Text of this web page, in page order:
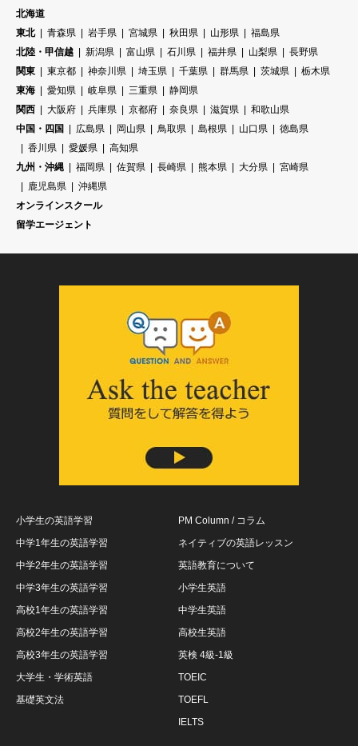
北海道
東北
青森県 岩手県 宮城県 秋田県 山形県
福島県
北陸・甲信越
新潟県 富山県 石川県 福井県 山梨県
長野県
関東
東京都 神奈川県 埼玉県 千葉県 群馬県 茨城県
栃木県
東海
愛知県 岐阜県 三重県
静岡県
関西
大阪府 兵庫県 京都府 奈良県 滋賀県
和歌山県
中国・四国
広島県 岡山県 鳥取県 島根県 山口県
徳島県
香川県
愛媛県
高知県
九州・沖縄
福岡県 佐賀県 長崎県 熊本県 大分県
宮崎県
鹿児島県
沖縄県
オンラインスクール
留学エージェント
小学生の英語学習
中学1年生の英語学習
中学2年生の英語学習
中学3年生の英語学習
高校1年生の英語学習
高校2年生の英語学習
高校3年生の英語学習
大学生・学術英語
基礎英文法
PM Column / コラム
ネイティブの英語レッスン
英語教育について
小学生英語
中学生英語
高校生英語
英検 4級-1級
TOEIC
TOEFL
IELTS